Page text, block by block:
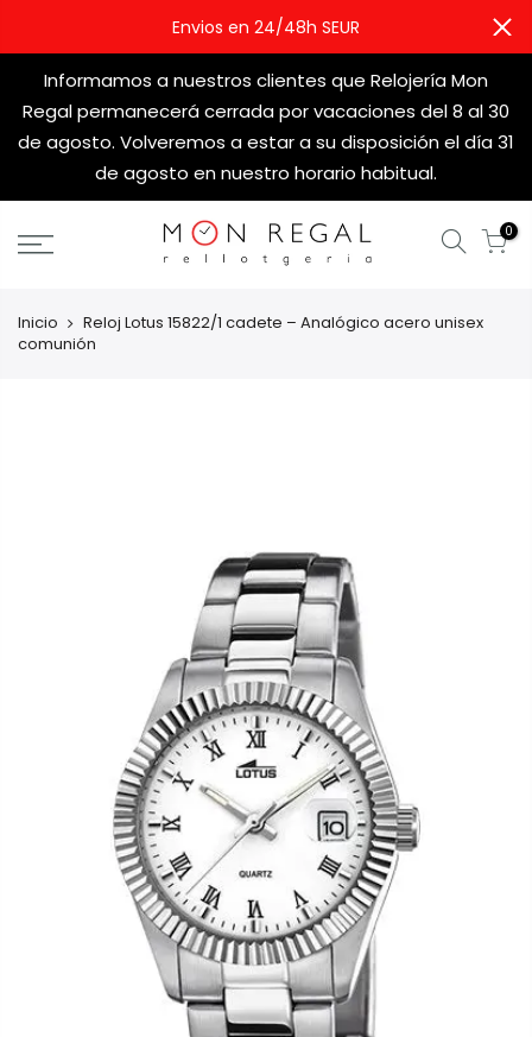
Envios en 24/48h SEUR
Informamos a nuestros clientes que Relojería Mon
Regal permanecerá cerrada por vacaciones del 8 al 30
de agosto. Volveremos a estar a su disposición el día 31
de agosto en nuestro horario habitual.
0
Inicio
Reloj Lotus 15822/1 cadete – Analógico acero unisex
comunión